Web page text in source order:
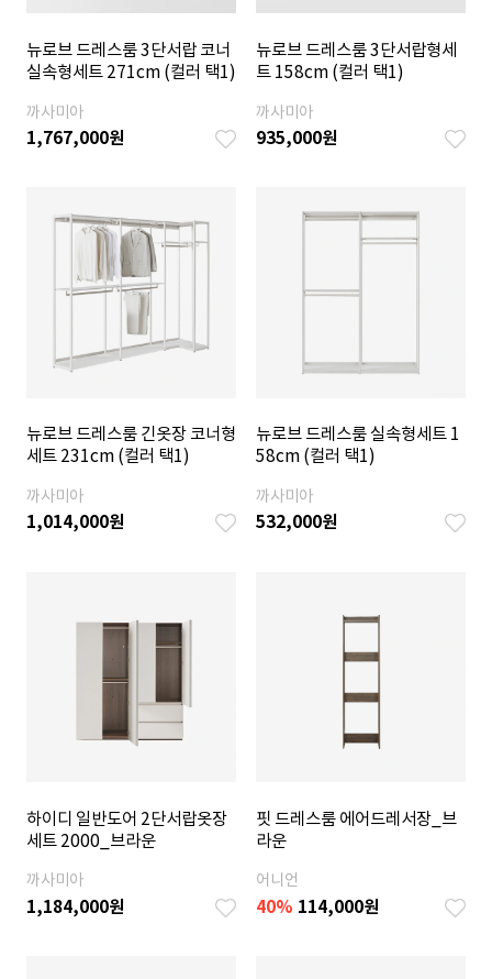
뉴로브 드레스룸 3단서랍 코너
실속형세트 271cm (컬러 택1)
까사미아
1,767,000원
뉴로브 드레스룸 3단서랍형세
트 158cm (컬러 택1)
까사미아
935,000원
뉴로브 드레스룸 긴옷장 코너형
세트 231cm (컬러 택1)
까사미아
1,014,000원
뉴로브 드레스룸 실속형세트 1
58cm (컬러 택1)
까사미아
532,000원
하이디 일반도어 2단서랍옷장
세트 2000_브라운
까사미아
1,184,000원
핏 드레스룸 에어드레서장_브
라운
어니언
40% 114,000원